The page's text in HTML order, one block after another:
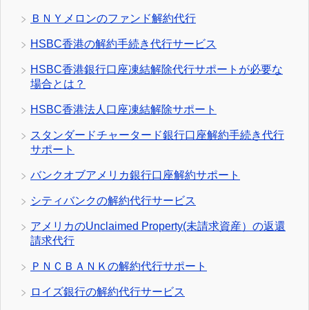
ＢＮＹメロンのファンド解約代行
HSBC香港の解約手続き代行サービス
HSBC香港銀行口座凍結解除代行サポートが必要な
場合とは？
HSBC香港法人口座凍結解除サポート
スタンダードチャータード銀行口座解約手続き代行
サポート
バンクオブアメリカ銀行口座解約サポート
シティバンクの解約代行サービス
アメリカのUnclaimed Property(未請求資産）の返還
請求代行
ＰＮＣＢＡＮＫの解約代行サポート
ロイズ銀行の解約代行サービス